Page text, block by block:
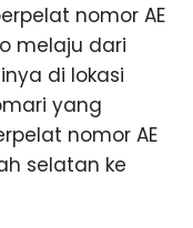
nomor AE
melaju dari
di lokasi
yang
nomor AE
selatan ke